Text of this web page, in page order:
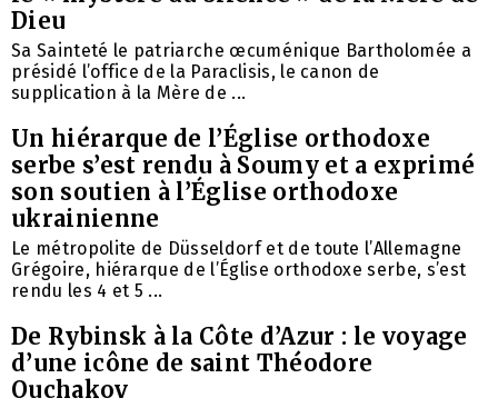
Dieu
Sa Sainteté le patriarche œcuménique Bartholomée a
présidé l’office de la Paraclisis, le canon de
supplication à la Mère de ...
Un hiérarque de l’Église orthodoxe
serbe s’est rendu à Soumy et a exprimé
son soutien à l’Église orthodoxe
ukrainienne
Le métropolite de Düsseldorf et de toute l’Allemagne
Grégoire, hiérarque de l’Église orthodoxe serbe, s’est
rendu les 4 et 5 ...
De Rybinsk à la Côte d’Azur : le voyage
d’une icône de saint Théodore
Ouchakov